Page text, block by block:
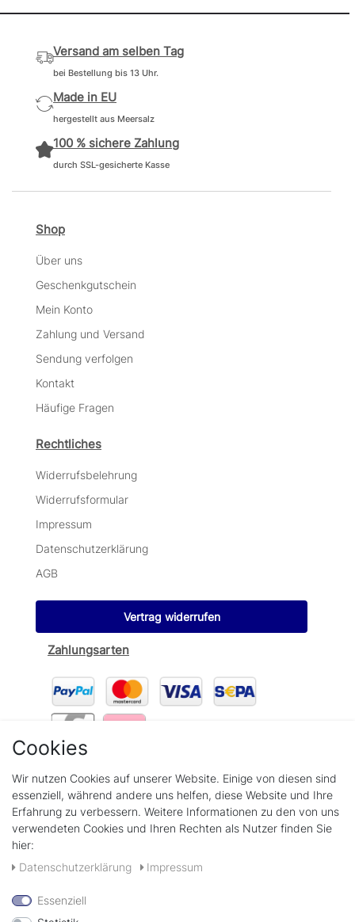
Versand am selben Tag
bei Bestellung bis 13 Uhr.
Made in EU
hergestellt aus Meersalz
100 % sichere Zahlung
durch SSL-gesicherte Kasse
Shop
Über uns
Geschenkgutschein
Mein Konto
Zahlung und Versand
Sendung verfolgen
Kontakt
Häufige Fragen
Rechtliches
Widerrufsbelehrung
Widerrufsformular
Impressum
Datenschutzerklärung
AGB
Vertrag widerrufen
Zahlungsarten
+49(0)89 58808889
Kontaktformular
Cookies
Wir nutzen Cookies auf unserer Website. Einige von diesen sind
essenziell, während andere uns helfen, diese Website und Ihre
Erfahrung zu verbessern. Weitere Informationen zu den von uns
verwendeten Cookies und Ihren Rechten als Nutzer finden Sie
hier:
Daten­schutz­erklärung
Impressum
Essenziell